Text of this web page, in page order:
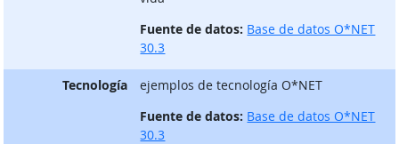
Fuente de datos: Base de datos O*NET
30.3
Tecnología
ejemplos de tecnología O*NET
Fuente de datos: Base de datos O*NET
30.3